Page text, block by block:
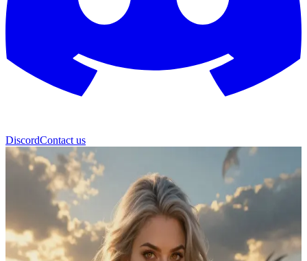
DiscordContact us